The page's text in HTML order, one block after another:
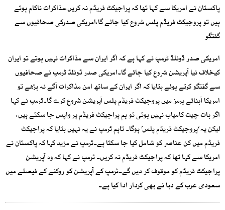
پاکستان نے امریکا سے کہا تھا کہ پراجیکٹ فریڈم نہ کریں،مذاکرات ناکام ہوتے
ہیں تو پروجیکٹ فریڈم پلس شروع کیا جائے گا،امریکی صدرکی صحافیوں سے
گفتگو
امریکی صدر ڈونلڈ ٹرمپ نے کہا ہے کہ اگر ایران سے مذاکرات نہیں ہوتے تو ایران
کیخلاف نیا آپریشن شروع کیا جائے گا۔امریکی صدر ڈونلڈ ٹرمپ نے صحافیوں
سے گفتگو کرتے ہوئے بتایا کہ اگر ایران کے ساتھ امن مذاکرات آگے نہ بڑھے تو
امریکا آبنائے ہرمز میں پروجیکٹ فریڈم پلس آپریشن شروع کرے گا۔ٹرمپ نے کہا
اگر بات چیت کامیاب نہیں ہوتی تو ہم پراجیکٹ فریڈم پر واپس جا سکتے ہیں،
لیکن یہ ‘پروجیکٹ فریڈم پلس’ ہوگا۔ تاہم ٹرمپ نے یہ نہیں بتایا کہ پراجیکٹ
فریڈم میں کن عناصر کو شامل کیا جا سکتا ہے۔ٹرمپ نے مزید کہا کہ پاکستان نے
امریکا سے کہا تھا کہ پراجیکٹ فریڈم نہ کریں۔ ٹرمپ نے کہا کہ وہ آپریشن
پراجیکٹ فریڈم کو موقوف کر دیں گے۔ٹرمپ کے آپریشن کو روکنے کے فیصلے میں
سعودی عرب کے دبا نے بھی کردار ادا کیا ہے۔